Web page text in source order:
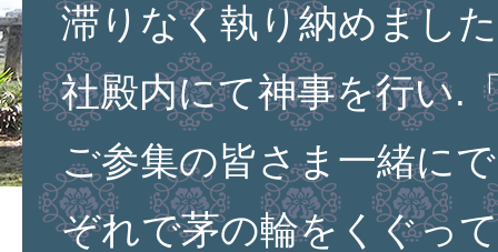
滞りなく執り納めまし
社殿内にて神事を行い.
ご参集の皆さま一緒に
ぞれで茅の輪をくぐっ